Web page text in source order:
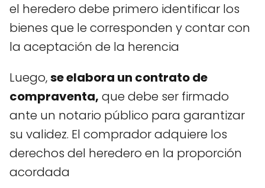
el heredero debe primero identificar los
bienes que le corresponden y contar con
la aceptación de la herencia
Luego,se elabora un contrato de
compraventa, que debe ser firmado
ante un notario público para garantizar
su validez. El comprador adquiere los
derechos del heredero en la proporción
acordada